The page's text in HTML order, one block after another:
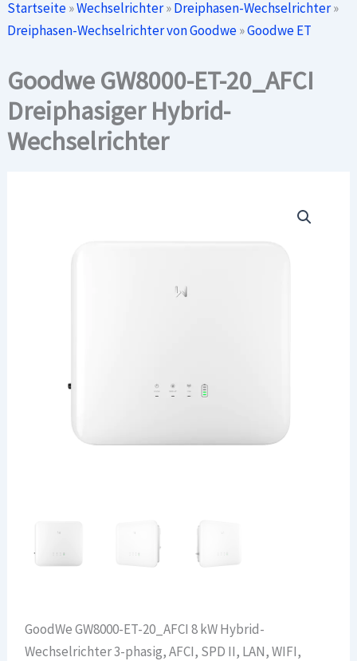
Startseite»Wechselrichter»Dreiphasen-Wechselrichter»
Dreiphasen-Wechselrichter von Goodwe»Goodwe ET
Goodwe GW8000-ET-20_AFCI
Dreiphasiger Hybrid-
Wechselrichter
GoodWe GW8000-ET-20_AFCI 8 kW Hybrid-
Wechselrichter 3-phasig, AFCI, SPD II, LAN, WIFI,